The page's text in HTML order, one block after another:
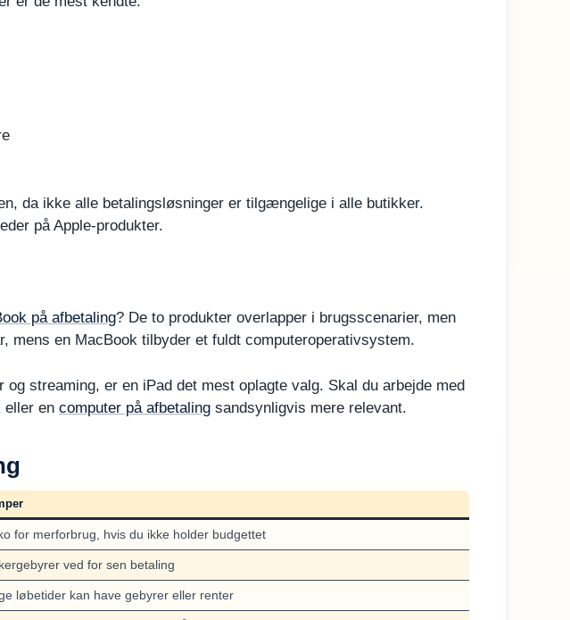
da ikke alle betalingsløsninger er tilgængelige i alle butikker.
på Apple-produkter.
på afbetaling? De to produkter overlapper i brugsscenarier, men
en MacBook tilbyder et fuldt computeroperativsystem.
streaming, er en iPad det mest oplagte valg. Skal du arbejde med
eller en computer på afbetaling sandsynligvis mere relevant.
for merforbrug, hvis du ikke holder budgettet
ved for sen betaling
løbetider kan have gebyrer eller renter